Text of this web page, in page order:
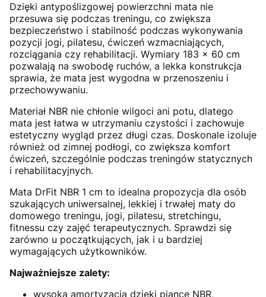
Dzięki antypoślizgowej powierzchni mata nie
przesuwa się podczas treningu, co zwiększa
bezpieczeństwo i stabilność podczas wykonywania
pozycji jogi, pilatesu, ćwiczeń wzmacniających,
rozciągania czy rehabilitacji. Wymiary 183 × 60 cm
pozwalają na swobodę ruchów, a lekka konstrukcja
sprawia, że mata jest wygodna w przenoszeniu i
przechowywaniu.
Materiał NBR nie chłonie wilgoci ani potu, dlatego
mata jest łatwa w utrzymaniu czystości i zachowuje
estetyczny wygląd przez długi czas. Doskonale izoluje
również od zimnej podłogi, co zwiększa komfort
ćwiczeń, szczególnie podczas treningów statycznych
i rehabilitacyjnych.
Mata DrFit NBR 1 cm to idealna propozycja dla osób
szukających uniwersalnej, lekkiej i trwałej maty do
domowego treningu, jogi, pilatesu, stretchingu,
fitnessu czy zajęć terapeutycznych. Sprawdzi się
zarówno u początkujących, jak i u bardziej
wymagających użytkowników.
Najważniejsze zalety:
wysoka amortyzacja dzięki piance NBR,